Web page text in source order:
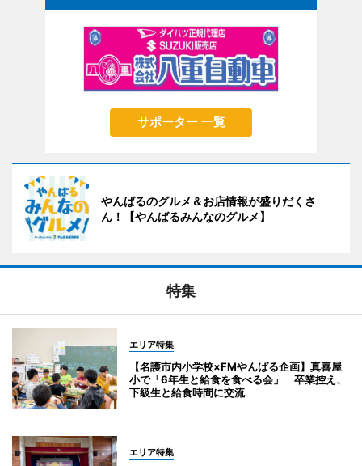
サポーター 一覧
やんばるのグルメ＆お店情報が盛りだくさ
ん！【やんばるみんなのグルメ】
特集
エリア特集
【名護市内小学校×FMやんばる企画】真喜屋
小で「6年生と給食を食べる会」 卒業控え、
下級生と給食時間に交流
エリア特集